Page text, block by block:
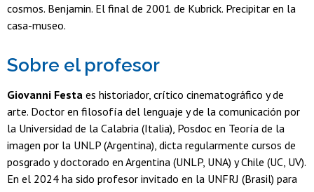
cosmos. Benjamin. El final de 2001 de Kubrick. Precipitar en la
casa-museo.
Sobre el profesor
Giovanni Festa es historiador, crítico cinematográfico y de
arte. Doctor en filosofía del lenguaje y de la comunicación por
la Universidad de la Calabria (Italia), Posdoc en Teoría de la
imagen por la UNLP (Argentina), dicta regularmente cursos de
posgrado y doctorado en Argentina (UNLP, UNA) y Chile (UC, UV).
En el 2024 ha sido profesor invitado en la UNFRJ (Brasil) para